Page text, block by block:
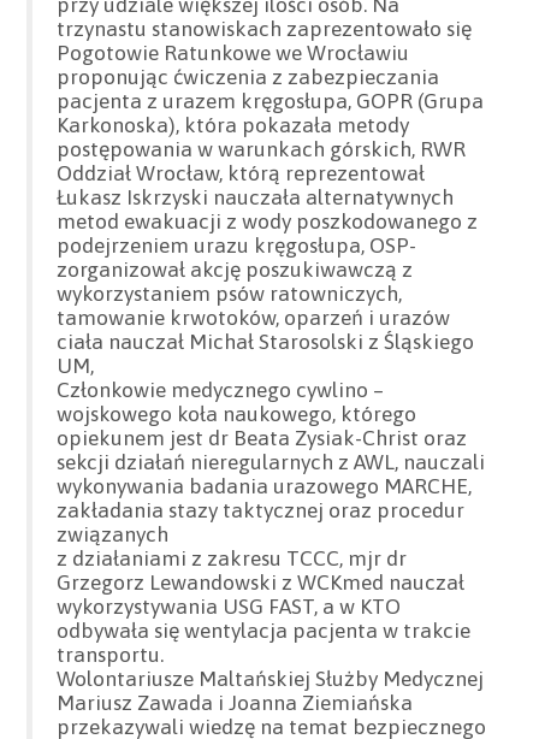
trzynastu stanowiskach zaprezentowało się
Pogotowie Ratunkowe we Wrocławiu
proponując ćwiczenia z zabezpieczania
pacjenta z urazem kręgosłupa, GOPR (Grupa
Karkonoska), która pokazała metody
postępowania w warunkach górskich, RWR
Oddział Wrocław, którą reprezentował
Łukasz Iskrzyski nauczała alternatywnych
metod ewakuacji z wody poszkodowanego z
podejrzeniem urazu kręgosłupa, OSP-
zorganizował akcję poszukiwawczą z
wykorzystaniem psów ratowniczych,
tamowanie krwotoków, oparzeń i urazów
ciała nauczał Michał Starosolski z Śląskiego
UM,
Członkowie medycznego cywlino –
wojskowego koła naukowego, którego
opiekunem jest dr Beata Zysiak-Christ oraz
sekcji działań nieregularnych z AWL, nauczali
wykonywania badania urazowego MARCHE,
zakładania stazy taktycznej oraz procedur
związanych
z działaniami z zakresu TCCC, mjr dr
Grzegorz Lewandowski z WCKmed nauczał
wykorzystywania USG FAST, a w KTO
odbywała się wentylacja pacjenta w trakcie
transportu.
Wolontariusze Maltańskiej Służby Medycznej
Mariusz Zawada i Joanna Ziemiańska
przekazywali wiedzę na temat bezpiecznego